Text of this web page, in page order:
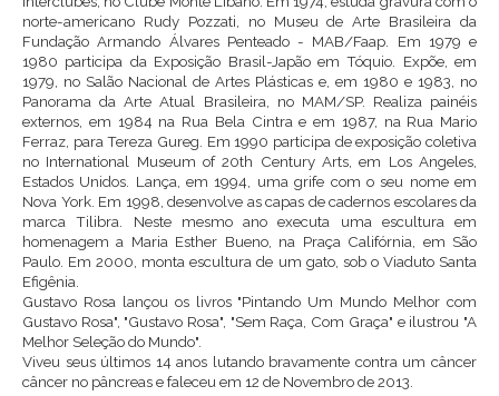
norte-americano Rudy Pozzati, no Museu de Arte Brasileira da
Fundação Armando Álvares Penteado - MAB/Faap. Em 1979 e
1980 participa da Exposição Brasil-Japão em Tóquio. Expõe, em
1979, no Salão Nacional de Artes Plásticas e, em 1980 e 1983, no
Panorama da Arte Atual Brasileira, no MAM/SP. Realiza painéis
externos, em 1984 na Rua Bela Cintra e em 1987, na Rua Mario
Ferraz, para Tereza Gureg. Em 1990 participa de exposição coletiva
no International Museum of 20th Century Arts, em Los Angeles,
Estados Unidos. Lança, em 1994, uma grife com o seu nome em
Nova York. Em 1998, desenvolve as capas de cadernos escolares da
marca Tilibra. Neste mesmo ano executa uma escultura em
homenagem a Maria Esther Bueno, na Praça Califórnia, em São
Paulo. Em 2000, monta escultura de um gato, sob o Viaduto Santa
Efigênia.
Gustavo Rosa lançou os livros "Pintando Um Mundo Melhor com
Gustavo Rosa", "Gustavo Rosa", "Sem Raça, Com Graça" e ilustrou "A
Melhor Seleção do Mundo".
Viveu seus últimos 14 anos lutando bravamente contra um câncer
câncer no pâncreas e faleceu em 12 de Novembro de 2013.